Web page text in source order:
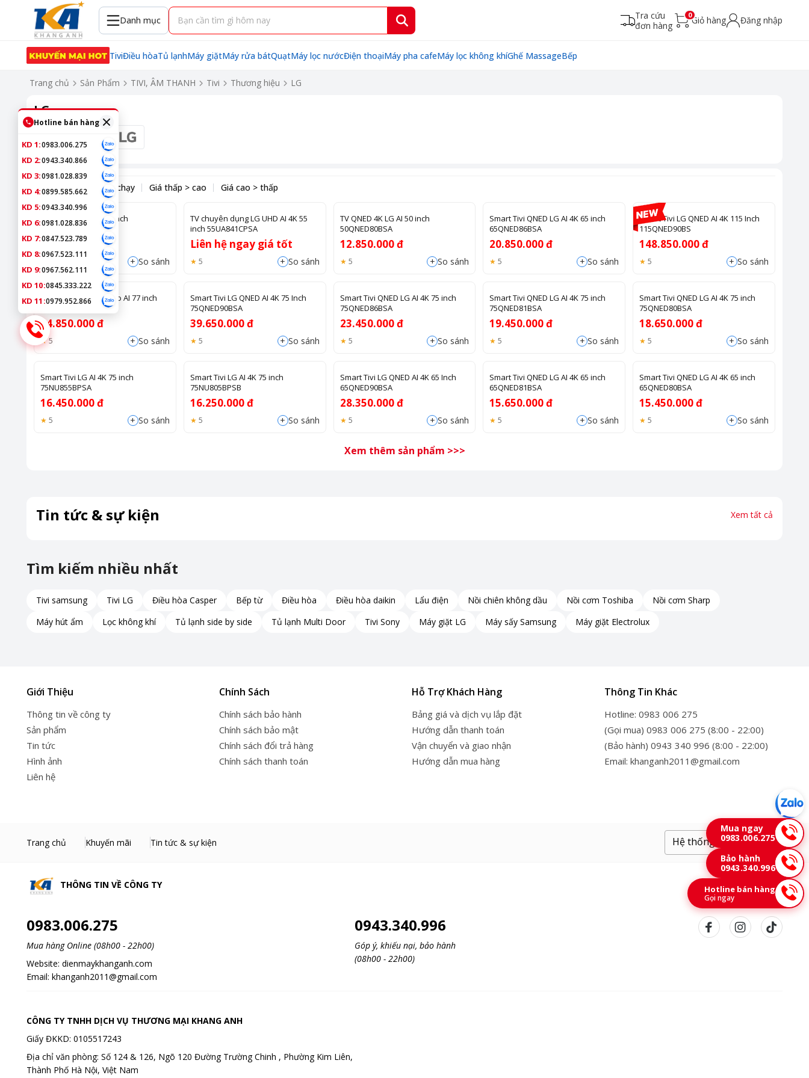
Danh mục
Tra cứu
đơn hàng
0Giỏ hàng Đăng nhập
TiviĐiều hòaTủ lạnhMáy giặtMáy rửa bátQuạtMáy lọc nướcĐiện thoạiMáy pha cafeMáy lọc không khíGhế MassageBếp
Trang chủ Sản Phẩm TIVI, ÂM THANH Tivi Thương hiệu LG
LG
Sắp xếp theo: Bán chạy Giá thấp > cao Giá cao > thấp
TV OLED LG AI 4K 77 Inch
OLED77B6PSA
54.850.000 đ
+ So sánh
TV chuyên dụng LG UHD AI 4K 55
inch 55UA841CPSA
Liên hệ ngay giá tốt
5 + So sánh
TV QNED 4K LG AI 50 inch
50QNED80BSA
12.850.000 đ
5 + So sánh
Smart Tivi QNED LG AI 4K 65 inch
65QNED86BSA
20.850.000 đ
5 + So sánh
Smart Tivi LG QNED AI 4K 115 Inch
115QNED90BS
148.850.000 đ
5 + So sánh
TV 4K LG Mini RGB evo AI 77 inch
54.850.000 đ
5 + So sánh
Smart Tivi LG QNED AI 4K 75 Inch
75QNED90BSA
39.650.000 đ
5 + So sánh
Smart Tivi QNED LG AI 4K 75 inch
75QNED86BSA
23.450.000 đ
5 + So sánh
Smart Tivi QNED LG AI 4K 75 inch
75QNED81BSA
19.450.000 đ
5 + So sánh
Smart Tivi QNED LG AI 4K 75 inch
75QNED80BSA
18.650.000 đ
5 + So sánh
Smart Tivi LG AI 4K 75 inch
75NU855BPSA
16.450.000 đ
5 + So sánh
Smart Tivi LG AI 4K 75 inch
75NU805BPSB
16.250.000 đ
5 + So sánh
Smart Tivi LG QNED AI 4K 65 Inch
65QNED90BSA
28.350.000 đ
5 + So sánh
Smart Tivi QNED LG AI 4K 65 inch
65QNED81BSA
15.650.000 đ
5 + So sánh
Smart Tivi QNED LG AI 4K 65 inch
65QNED80BSA
15.450.000 đ
5 + So sánh
Xem thêm sản phẩm >>>
Tin tức & sự kiện Xem tất cả
Tìm kiếm nhiều nhất
Tivi samsung Tivi LG Điều hòa Casper Bếp từ Điều hòa Điều hòa daikin Lẩu điện Nồi chiên không dầu Nồi cơm Toshiba
Nồi cơm Sharp
Máy hút ẩm
Lọc không khí Tủ lạnh side by side Tủ lạnh Multi Door Tivi Sony Máy giặt LG Máy sấy Samsung Máy giặt Electrolux
Giới Thiệu
Thông tin về công ty
Sản phẩm
Tin tức
Hình ảnh
Liên hệ
Chính Sách
Chính sách bảo hành
Chính sách bảo mật
Chính sách đổi trả hàng
Chính sách thanh toán
Hỗ Trợ Khách Hàng
Bảng giá và dịch vụ lắp đặt
Hướng dẫn thanh toán
Vận chuyển và giao nhận
Hướng dẫn mua hàng
Thông Tin Khác
Hotline: 0983 006 275
(Gọi mua) 0983 006 275 (8:00 - 22:00)
(Bảo hành) 0943 340 996 (8:00 - 22:00)
Email: khanganh2011@gmail.com
Trang chủ Khuyến mãi Tin tức & sự kiện Hệ thống cửa hàng
THÔNG TIN VỀ CÔNG TY
0983.006.275
Mua hàng Online (08h00 - 22h00)
Website: dienmaykhanganh.com
Email: khanganh2011@gmail.com
0943.340.996
Góp ý, khiếu nại, bảo hành
(08h00 - 22h00)
CÔNG TY TNHH DỊCH VỤ THƯƠNG MẠI KHANG ANH
Giấy ĐKKD: 0105517243
Địa chỉ văn phòng: Số 124 & 126, Ngõ 120 Đường Trường Chinh , Phường Kim Liên,
Thành Phố Hà Nội, Việt Nam
Hotline bán hàng
KD 1:0983.006.275
KD 2:0943.340.866
KD 3:0981.028.839
KD 4:0899.585.662
KD 5:0943.340.996
KD 6:0981.028.836
KD 7:0847.523.789
KD 8:0967.523.111
KD 9:0967.562.111
KD 10:0845.333.222
KD 11:0979.952.866
Mua ngay
0983.006.275
Bảo hành
0943.340.996
Hotline bán hàng
Gọi ngay